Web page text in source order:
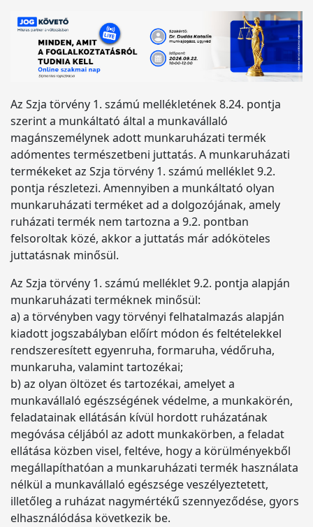
Az Szja törvény 1. számú mellékletének 8.24. pontja
szerint a munkáltató által a munkavállaló
magánszemélynek adott munkaruházati termék
adómentes természetbeni juttatás. A munkaruházati
termékeket az Szja törvény 1. számú melléklet 9.2.
pontja részletezi. Amennyiben a munkáltató olyan
munkaruházati terméket ad a dolgozójának, amely
ruházati termék nem tartozna a 9.2. pontban
felsoroltak közé, akkor a juttatás már adóköteles
juttatásnak minősül.
Az Szja törvény 1. számú melléklet 9.2. pontja alapján
munkaruházati terméknek minősül:
a) a törvényben vagy törvényi felhatalmazás alapján
kiadott jogszabályban előírt módon és feltételekkel
rendszeresített egyenruha, formaruha, védőruha,
munkaruha, valamint tartozékai;
b) az olyan öltözet és tartozékai, amelyet a
munkavállaló egészségének védelme, a munkakörén,
feladatainak ellátásán kívül hordott ruházatának
megóvása céljából az adott munkakörben, a feladat
ellátása közben visel, feltéve, hogy a körülményekből
megállapíthatóan a munkaruházati termék használata
nélkül a munkavállaló egészsége veszélyeztetett,
illetőleg a ruházat nagymértékű szennyeződése, gyors
elhasználódása következik be.